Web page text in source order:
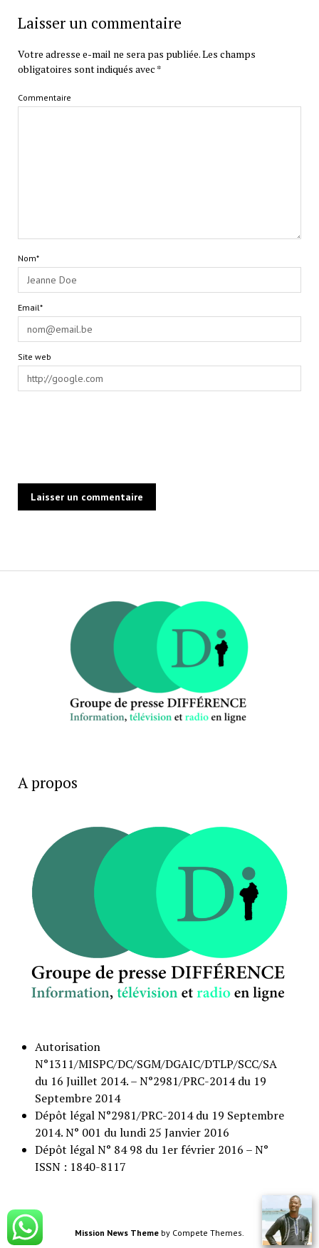
Laisser un commentaire
Votre adresse e-mail ne sera pas publiée.Les champs
obligatoires sont indiqués avec *
Commentaire
Nom*
Email*
Site web
A propos
Autorisation
N°1311/MISPC/DC/SGM/DGAIC/DTLP/SCC/SA
du 16 Juillet 2014. – N°2981/PRC-2014 du 19
Septembre 2014
Dépôt légal N°2981/PRC-2014 du 19 Septembre
2014. N° 001 du lundi 25 Janvier 2016
Dépôt légal N° 84 98 du 1er février 2016 – N°
ISSN : 1840-8117
Mission News Theme by Compete Themes.